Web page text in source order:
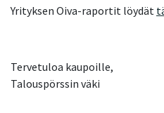
Yrityksen Oiva-raportit löydät
Tervetuloa kaupoille,
Talouspörssin väki